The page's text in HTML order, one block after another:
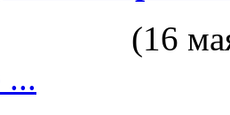
(16
...